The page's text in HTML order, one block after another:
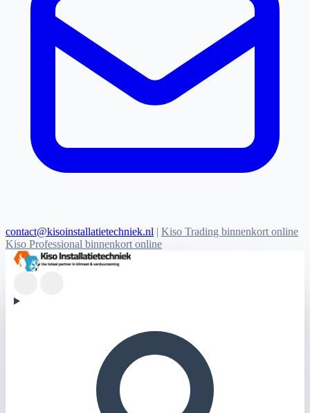
contact@kisoinstallatietechniek.nl | Kiso Trading binnenkort online
Kiso Professional binnenkort online